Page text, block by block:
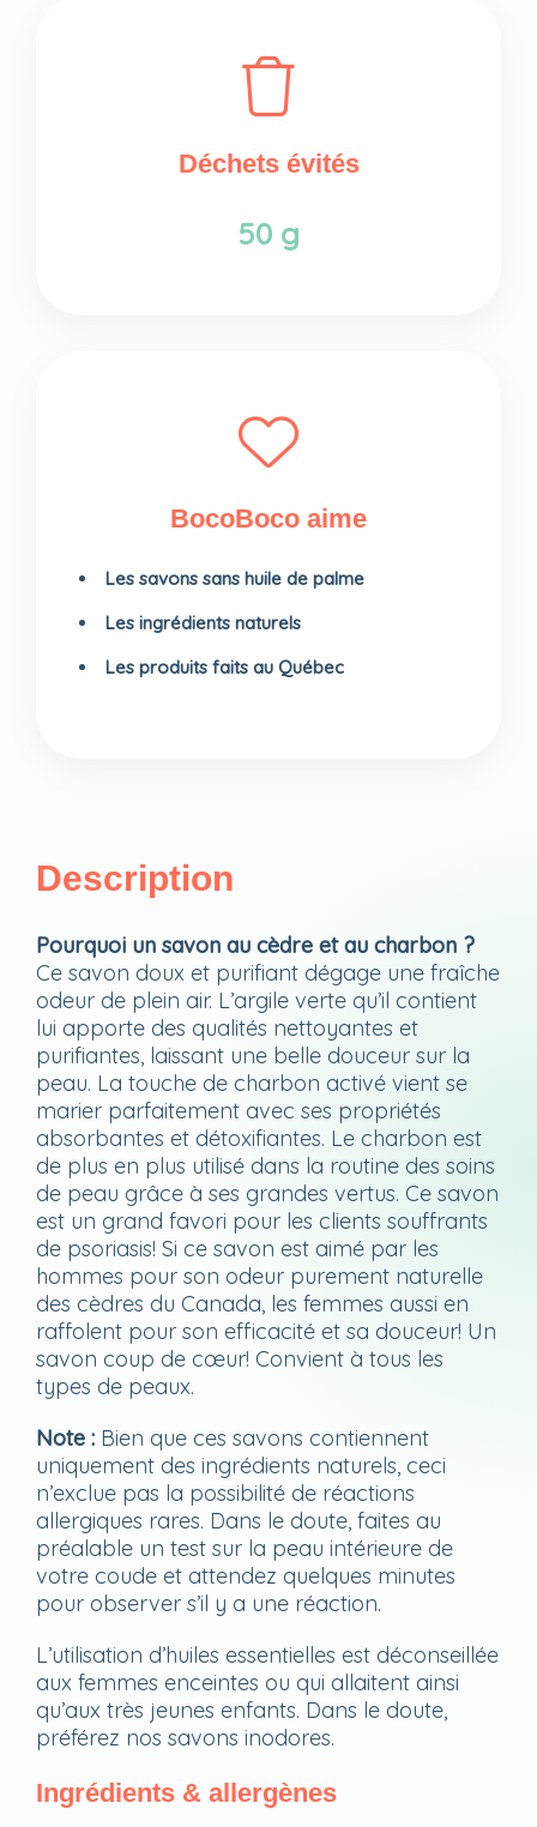
Description
Pourquoi un savon au cèdre et au charbon ?
Ce savon doux et purifiant dégage une fraîche
odeur de plein air. L’argile verte qu’il contient
lui apporte des qualités nettoyantes et
purifiantes, laissant une belle douceur sur la
peau. La touche de charbon activé vient se
marier parfaitement avec ses propriétés
absorbantes et détoxifiantes. Le charbon est
de plus en plus utilisé dans la routine des soins
de peau grâce à ses grandes vertus. Ce savon
est un grand favori pour les clients souffrants
de psoriasis! Si ce savon est aimé par les
hommes pour son odeur purement naturelle
des cèdres du Canada, les femmes aussi en
raffolent pour son efficacité et sa douceur! Un
savon coup de cœur! Convient à tous les
types de peaux.
Note : Bien que ces savons contiennent
uniquement des ingrédients naturels, ceci
n’exclue pas la possibilité de réactions
allergiques rares. Dans le doute, faites au
préalable un test sur la peau intérieure de
votre coude et attendez quelques minutes
pour observer s’il y a une réaction.
L’utilisation d’huiles essentielles est déconseillée
aux femmes enceintes ou qui allaitent ainsi
qu’aux très jeunes enfants. Dans le doute,
préférez nos savons inodores.
Ingrédients & allergènes
Déchets évités
50 g
BocoBoco aime
Les savons sans huile de palme
Les ingrédients naturels
Les produits faits au Québec